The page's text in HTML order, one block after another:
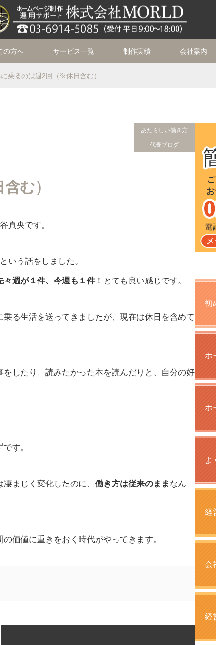
の方へ サービス一覧 制作実績 会社案内
乗るのは週2回（※休日含む）
あたらしい働き方
代表ブログ
む）
真央です。
いう話をしました。
々週が１件、今週も１件 ！とても良い感じです。
る生活を送ってきましたが、現在は休日を含めて
したり、読みたかった本を読んだりと、自分の好
です。
まじく変化したのに、 働き方は従来のまま なん
価値に重きをおく時代がやってきます。
初
ホ
ホ
よ
経
会
経